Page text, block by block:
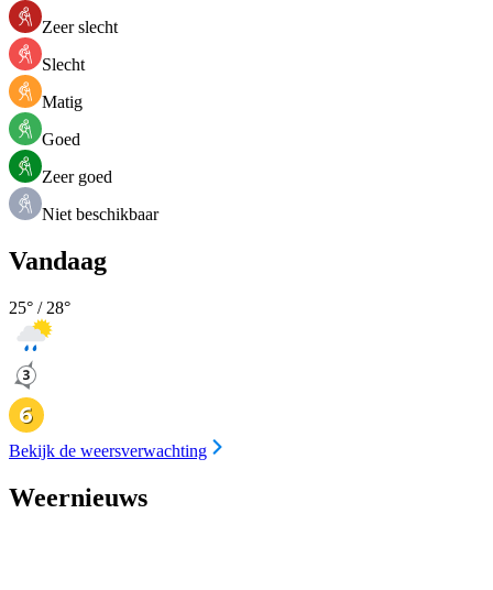
Zeer slecht
Slecht
Matig
Goed
Zeer goed
Niet beschikbaar
Vandaag
25° / 28°
Bekijk de weersverwachting
Weernieuws